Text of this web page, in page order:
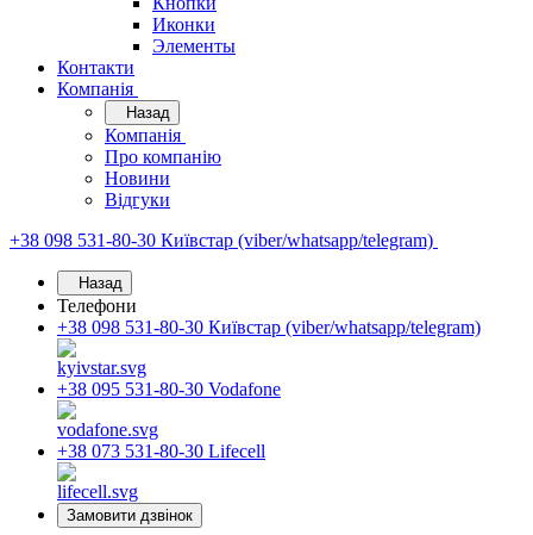
Иконки
Элементы
Контакти
Компанія
Назад
Компанія
Про компанію
Новини
Відгуки
+38 098 531-80-30 Київстар (viber/whatsapp/telegram)
Назад
Телефони
+38 098 531-80-30 Київстар (viber/whatsapp/telegram)
+38 095 531-80-30 Vodafone
+38 073 531-80-30 Lifecell
Замовити дзвінок